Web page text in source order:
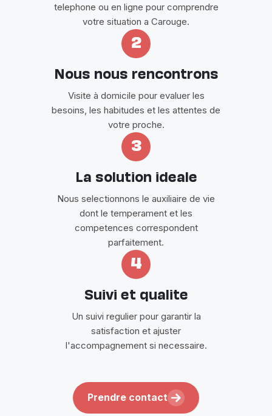
telephone ou en ligne pour comprendre
votre situation a Carouge.
2
Nous nous rencontrons
Visite à domicile pour evaluer les
besoins, les habitudes et les attentes de
votre proche.
3
La solution ideale
Nous selectionnons le auxiliaire de vie
dont le temperament et les
competences correspondent
parfaitement.
4
Suivi et qualite
Un suivi regulier pour garantir la
satisfaction et ajuster
l'accompagnement si necessaire.
Prendre contact